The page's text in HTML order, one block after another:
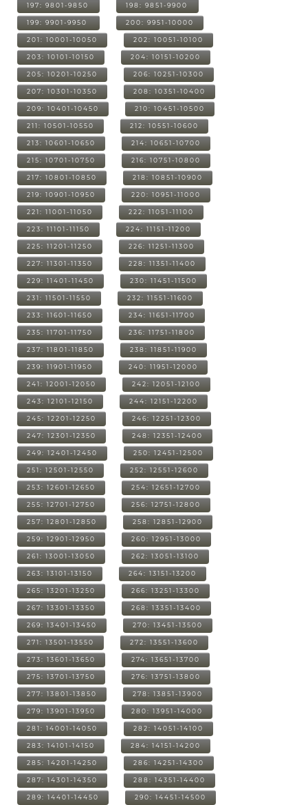
197: 9801-9850 198: 9851-9900
199: 9901-9950 200: 9951-10000
201: 10001-10050 202: 10051-10100
203: 10101-10150 204: 10151-10200
205: 10201-10250 206: 10251-10300
207: 10301-10350 208: 10351-10400
209: 10401-10450 210: 10451-10500
211: 10501-10550 212: 10551-10600
213: 10601-10650 214: 10651-10700
215: 10701-10750 216: 10751-10800
217: 10801-10850 218: 10851-10900
219: 10901-10950 220: 10951-11000
221: 11001-11050 222: 11051-11100
223: 11101-11150 224: 11151-11200
225: 11201-11250 226: 11251-11300
227: 11301-11350 228: 11351-11400
229: 11401-11450 230: 11451-11500
231: 11501-11550 232: 11551-11600
233: 11601-11650 234: 11651-11700
235: 11701-11750 236: 11751-11800
237: 11801-11850 238: 11851-11900
239: 11901-11950 240: 11951-12000
241: 12001-12050 242: 12051-12100
243: 12101-12150 244: 12151-12200
245: 12201-12250 246: 12251-12300
247: 12301-12350 248: 12351-12400
249: 12401-12450 250: 12451-12500
251: 12501-12550 252: 12551-12600
253: 12601-12650 254: 12651-12700
255: 12701-12750 256: 12751-12800
257: 12801-12850 258: 12851-12900
259: 12901-12950 260: 12951-13000
261: 13001-13050 262: 13051-13100
263: 13101-13150 264: 13151-13200
265: 13201-13250 266: 13251-13300
267: 13301-13350 268: 13351-13400
269: 13401-13450 270: 13451-13500
271: 13501-13550 272: 13551-13600
273: 13601-13650 274: 13651-13700
275: 13701-13750 276: 13751-13800
277: 13801-13850 278: 13851-13900
279: 13901-13950 280: 13951-14000
281: 14001-14050 282: 14051-14100
283: 14101-14150 284: 14151-14200
285: 14201-14250 286: 14251-14300
287: 14301-14350 288: 14351-14400
289: 14401-14450 290: 14451-14500